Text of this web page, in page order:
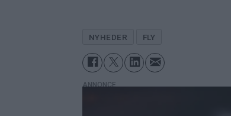
NYHEDER FLY
ANNONCE